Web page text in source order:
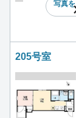
写真を
205号室